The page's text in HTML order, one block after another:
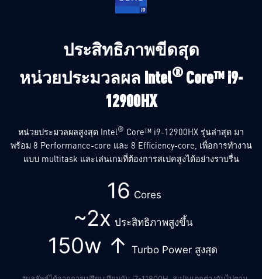
ประสิทธิภาพขีดสุด
หน่วยประมวลผล Intel® Core™ i9-
12900HX
หน่วยประมวลผลสูงสุด Intel® Core™ i9-12900HX รุ่นล่าสุด มา
พร้อม 8 Performance-core และ 8 Efficiency-core, เพื่อการทำงาน
แบบ multitask และเล่นเกมที่ต้องการสเปคสูงได้อย่างราบรื่น
16 Cores
~2x ประสิทธิภาพสูงขึ้น
150w ↑ Turbo Power สูงสุด